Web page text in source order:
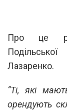
Про це
Лазаренко.
“Ті, які
орендують